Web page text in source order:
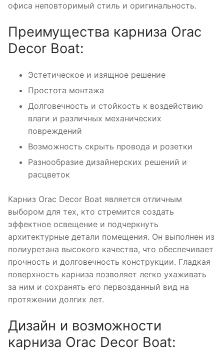
офиса неповторимый стиль и оригинальность.
Преимущества карниза Orac
Decor Boat:
Эстетическое и изящное решение
Простота монтажа
Долговечность и стойкость к воздействию
влаги и различных механических
повреждений
Возможность скрыть провода и розетки
Разнообразие дизайнерских решений и
расцветок
Карниз Orac Decor Boat является отличным
выбором для тех, кто стремится создать
эффектное освещение и подчеркнуть
архитектурные детали помещения. Он выполнен из
полиуретана высокого качества, что обеспечивает
прочность и долговечность конструкции. Гладкая
поверхность карниза позволяет легко ухаживать
за ним и сохранять его первозданный вид на
протяжении долгих лет.
Дизайн и возможности
карниза Orac Decor Boat: